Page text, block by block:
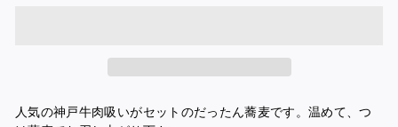
人気の神戸牛肉吸いがセットのだったん蕎麦です。温めて、つ